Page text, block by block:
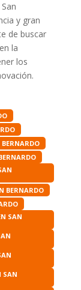
y gran
de buscar
la
los
BERNARDO
SAN
SAN